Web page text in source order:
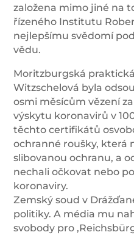
založena mimo jiné na
řízeného Institutu
nejlepšímu svědomí
vědu.
Moritzburgská
Witzschelová byla
osmi měsícům vězení
výskytu koronavirů v
těchto certifikátů
ochranné roušky, která
slibovanou ochranu, a
nechali očkovat nebo
koronaviry.
Zemský soud v
politiky. A média mu
svobody pro